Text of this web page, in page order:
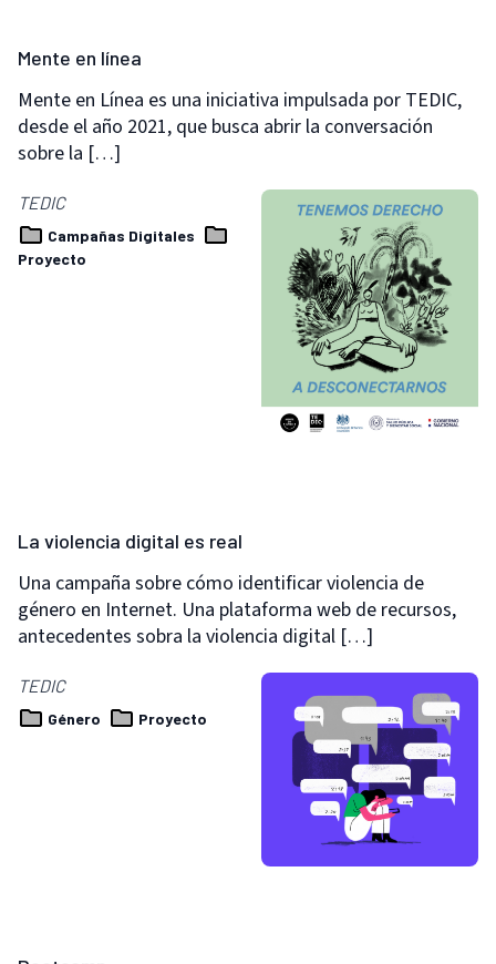
Mente en línea
Mente en Línea es una iniciativa impulsada por TEDIC,
desde el año 2021, que busca abrir la conversación
sobre la […]
TEDIC
Campañas Digitales
Proyecto
La violencia digital es real
Una campaña sobre cómo identificar violencia de
género en Internet. Una plataforma web de recursos,
antecedentes sobra la violencia digital […]
TEDIC
Género Proyecto